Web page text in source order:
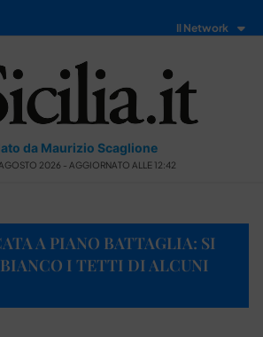
Il Network
da Maurizio Scaglione
2026 - AGGIORNATO ALLE 12:42
A PIANO BATTAGLIA: SI
I TETTI DI ALCUNI